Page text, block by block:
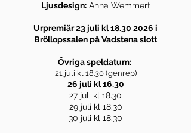
Ljusdesign: Anna Wemmert
Urpremiär 23 juli kl18.30 2026 i
Bröllopssalen på Vadstena slott
Övriga speldatum:
21 juli kl 18.30 (genrep)
26 juli kl 16.30
27 juli kl 18.30
29 juli kl 18.30
30 juli kl 18.30